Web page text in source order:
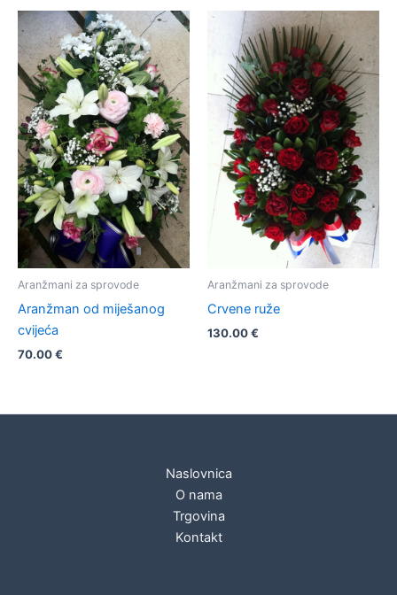
Aranžmani za sprovode
Aranžman od miješanog
cvijeća
70.00€
Aranžmani za sprovode
Crvene ruže
130.00€
Naslovnica
O nama
Trgovina
Kontakt